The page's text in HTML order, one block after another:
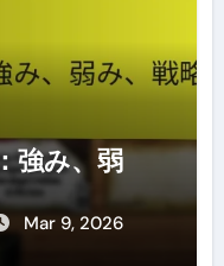
強み、弱
Mar 9, 2026